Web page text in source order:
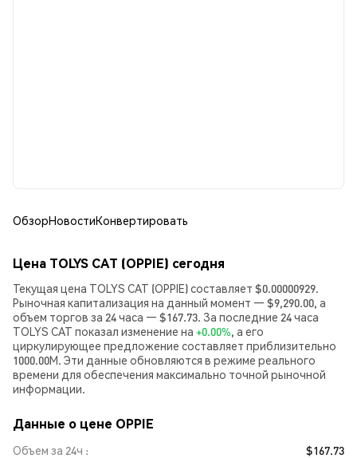
ОбзорНовостиКонвертировать
Цена TOLYS CAT (OPPIE) сегодня
Текущая цена TOLYS CAT (OPPIE) составляет $0.00000929.
Рыночная капитализация на данный момент — $9,290.00, а
объем торгов за 24 часа — $167.73. За последние 24 часа
TOLYS CAT показал изменение на +0.00%, а его
циркулирующее предложение составляет приблизительно
1000.00M. Эти данные обновляются в режиме реального
времени для обеспечения максимально точной рыночной
информации.
Данные о цене OPPIE
Объем за 24ч
$167.73